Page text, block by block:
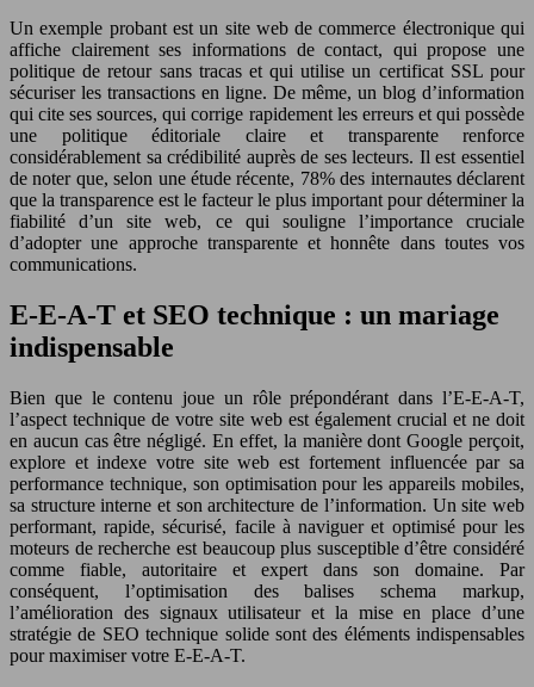
Un exemple probant est un site web de commerce électronique qui
affiche clairement ses informations de contact, qui propose une
politique de retour sans tracas et qui utilise un certificat SSL pour
sécuriser les transactions en ligne. De même, un blog d’information
qui cite ses sources, qui corrige rapidement les erreurs et qui possède
une politique éditoriale claire et transparente renforce
considérablement sa crédibilité auprès de ses lecteurs. Il est essentiel
de noter que, selon une étude récente, 78% des internautes déclarent
que la transparence est le facteur le plus important pour déterminer la
fiabilité d’un site web, ce qui souligne l’importance cruciale
d’adopter une approche transparente et honnête dans toutes vos
communications.
E-E-A-T et SEO technique : un mariage
indispensable
Bien que le contenu joue un rôle prépondérant dans l’E-E-A-T,
l’aspect technique de votre site web est également crucial et ne doit
en aucun cas être négligé. En effet, la manière dont Google perçoit,
explore et indexe votre site web est fortement influencée par sa
performance technique, son optimisation pour les appareils mobiles,
sa structure interne et son architecture de l’information. Un site web
performant, rapide, sécurisé, facile à naviguer et optimisé pour les
moteurs de recherche est beaucoup plus susceptible d’être considéré
comme fiable, autoritaire et expert dans son domaine. Par
conséquent, l’optimisation des balises schema markup,
l’amélioration des signaux utilisateur et la mise en place d’une
stratégie de SEO technique solide sont des éléments indispensables
pour maximiser votre E-E-A-T.